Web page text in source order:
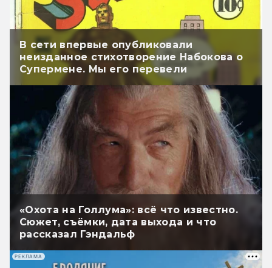
В сети впервые опубликовали
неизданное стихотворение Набокова о
Супермене. Мы его перевели
«Охота на Голлума»: всё что известно.
Сюжет, съёмки, дата выхода и что
рассказал Гэндальф
РЕКЛАМА